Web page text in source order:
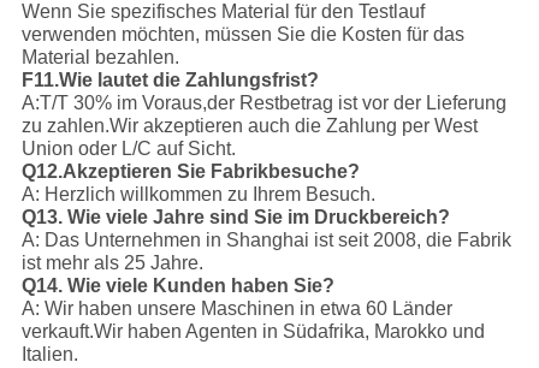
Wenn Sie spezifisches Material für den Testlauf
verwenden möchten, müssen Sie die Kosten für das
Material bezahlen.
F11.Wie lautet die Zahlungsfrist?
A:T/T 30% im Voraus,der Restbetrag ist vor der Lieferung
zu zahlen.Wir akzeptieren auch die Zahlung per West
Union oder L/C auf Sicht.
Q12.Akzeptieren Sie Fabrikbesuche?
A: Herzlich willkommen zu Ihrem Besuch.
Q13. Wie viele Jahre sind Sie im Druckbereich?
A: Das Unternehmen in Shanghai ist seit 2008, die Fabrik
ist mehr als 25 Jahre.
Q14. Wie viele Kunden haben Sie?
A: Wir haben unsere Maschinen in etwa 60 Länder
verkauft.Wir haben Agenten in Südafrika, Marokko und
Italien.